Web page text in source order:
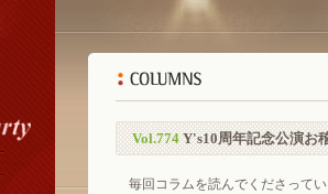
Vol.774Y's10周年記念公演お
毎回コラムを読んでくださって